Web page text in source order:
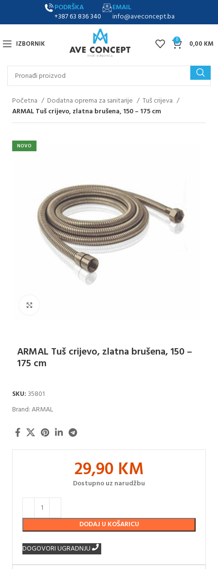
PODRŠKA
+387 63 836 340
EMAIL
info@aveconcept.ba
IZBORNIK 0 0,00 KM
Početna Dodatna oprema za sanitarije
Tuš crijeva
ARMAL Tuš crijevo, zlatna brušena, 150 – 175 cm
NOVO
ARMAL Tuš crijevo, zlatna brušena, 150 –
175 cm
SKU: 35801
Brand:ARMAL
29,90 KM
Dostupno uz narudžbu
DODAJ U KOŠARICU
DOGOVORI UGRADNJU